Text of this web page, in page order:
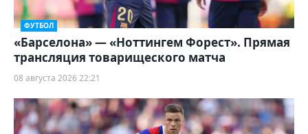
ФУТБОЛ
«Барселона» — «Ноттингем Форест». Прямая
трансляция товарищеского матча
08 августа 2026 22:21